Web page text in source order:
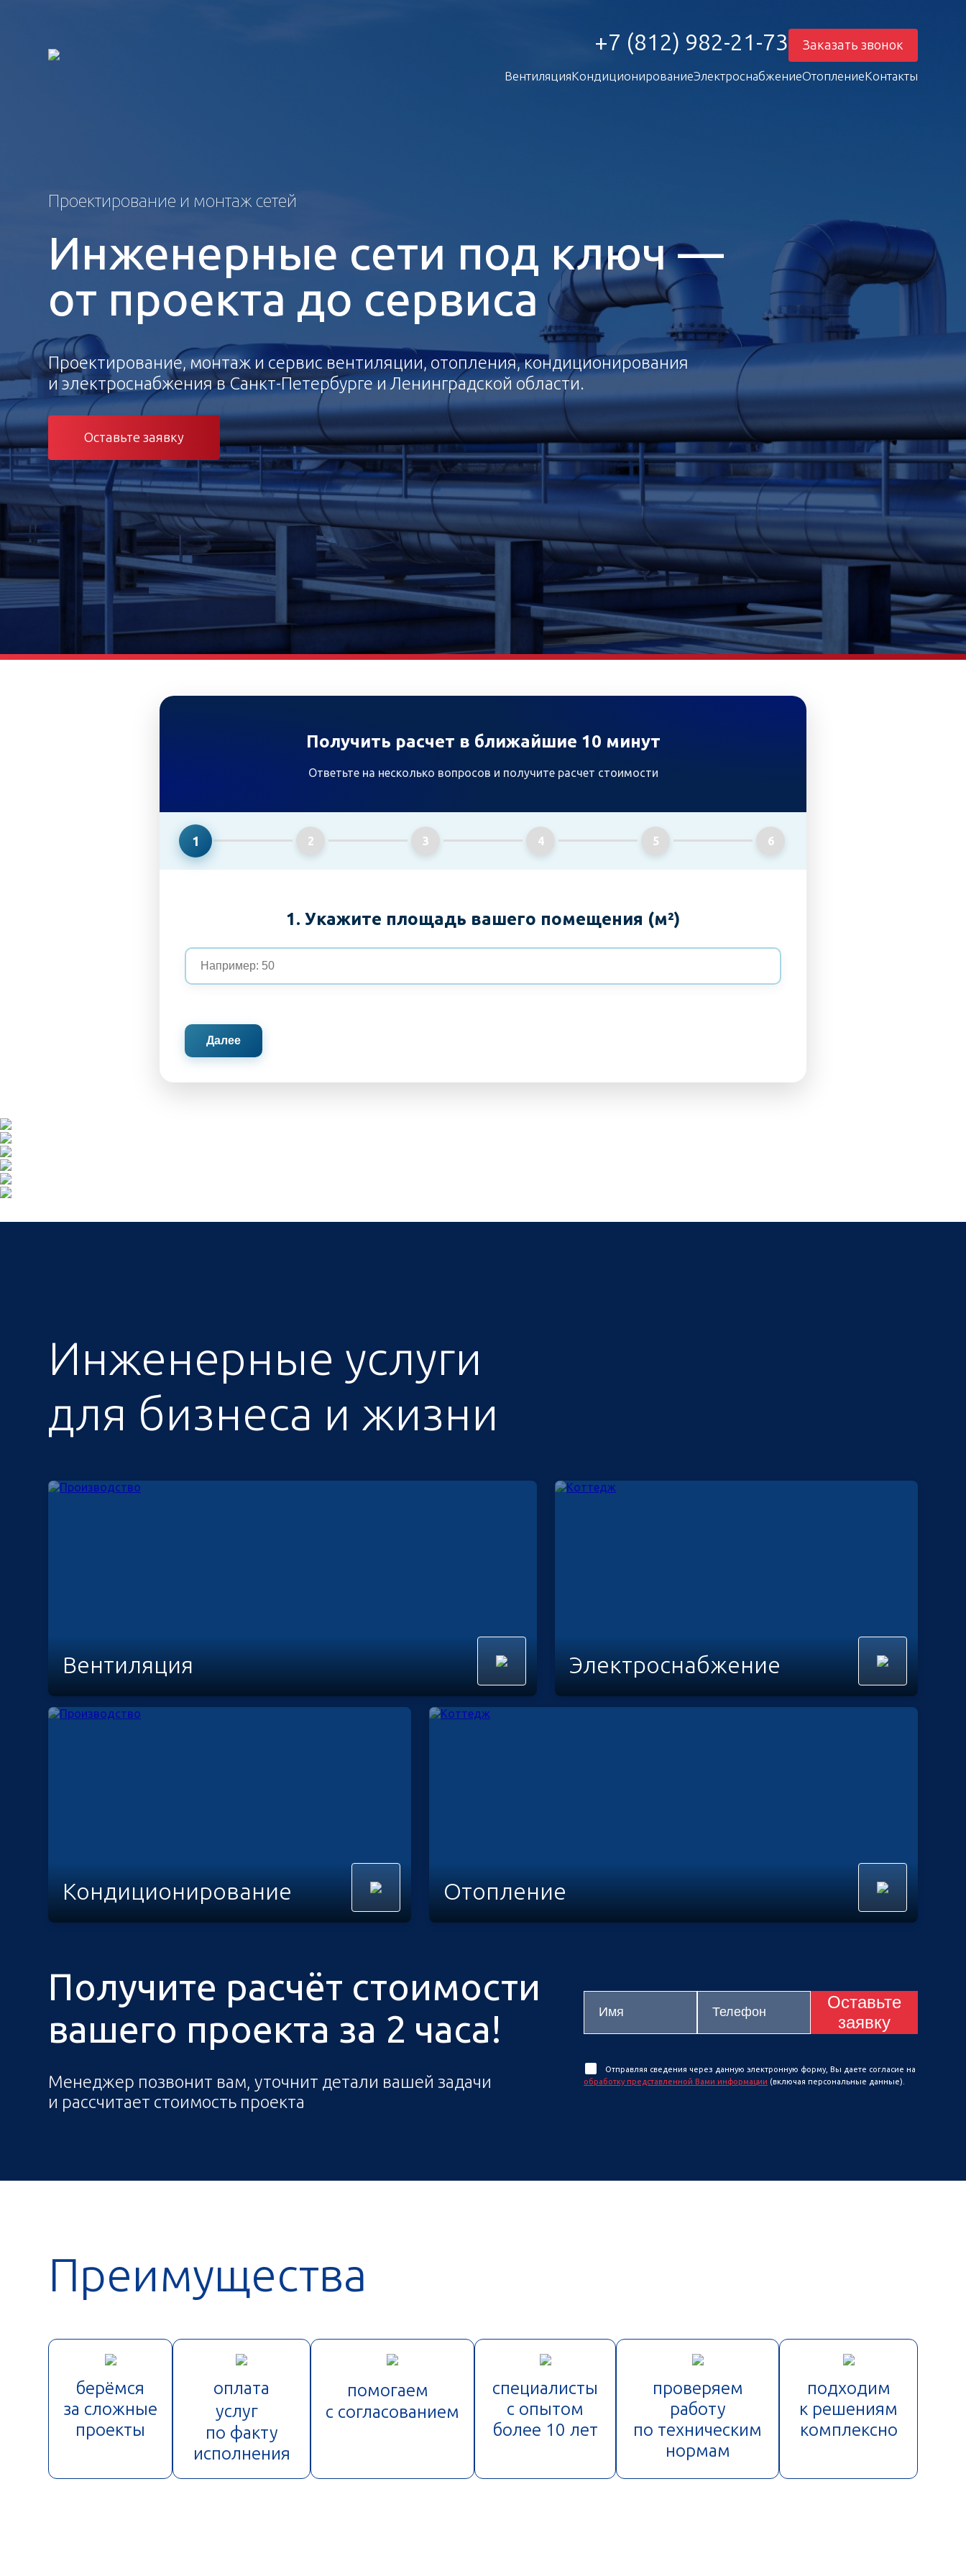
+7 (812) 982-21-73 Заказать звонок
ВентиляцияКондиционированиеЭлектроснабжениеОтоплениеКонтакты
Проектирование и монтаж сетей
Инженерные сети под ключ —
от проекта до сервиса
Проектирование, монтаж и сервис вентиляции, отопления, кондиционирования
и электроснабжения в Санкт-Петербурге и Ленинградской области.
Оставьте заявку
Получить расчет в ближайшие 10 минут
Ответьте на несколько вопросов и получите расчет стоимости
1 2 3 4 5 6
1. Укажите площадь вашего помещения (м²)
Далее
Инженерные услуги
для бизнеса и жизни
Вентиляция Электроснабжение
Кондиционирование Отопление
Получите расчёт стоимости
вашего проекта за 2 часа!
Менеджер позвонит вам, уточнит детали вашей задачи
и рассчитает стоимость проекта
Оставьте
заявку
Отправляя сведения через данную электронную форму, Вы даете согласие на
обработку представленной Вами информации (включая персональные данные).
Преимущества
берёмся
за сложные
проекты
оплата
услуг
по факту
исполнения
помогаем
с согласованием
специалисты
с опытом
более 10 лет
проверяем
работу
по техническим
нормам
подходим
к решениям
комплексно